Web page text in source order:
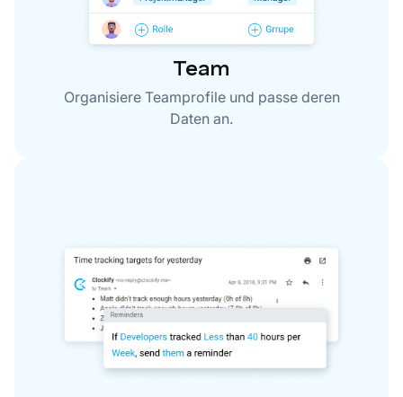
Team
Organisiere Teamprofile und passe deren
Daten an.